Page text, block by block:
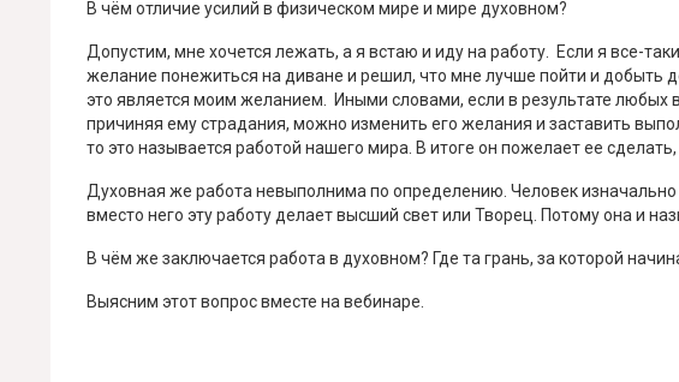
В чём отличие усилий в физическом мире и мире духовном?
Допустим, мне хочется лежать, а я встаю и иду на работу. Если я все-
желание понежиться на диване и решил, что мне лучше пойти и добыть
это является моим желанием. Иными словами, если в результате любых
причиняя ему страдания, можно изменить его желания и заставить
то это называется работой нашего мира. В итоге он пожелает ее
Духовная же работа невыполнима по определению. Человек
вместо него эту работу делает высший свет или Творец. Потому она и
В чём же заключается работа в духовном? Где та грань, за которой
Выясним этот вопрос вместе на вебинаре.